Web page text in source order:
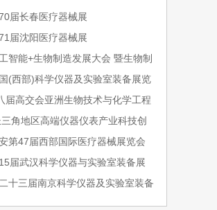
届长春医疗器械展
届沈阳医疗器械展
智能+生物制造发展大会 暨生物制
备产业链博览会
(西部)科学仪器及实验室装备展览
届高交会亚洲生物技术与化学工程
角地区高端仪器仪表产业科技创
第47届西部国际医疗器械展览会
届武汉科学仪器与实验室装备展
十三届南京科学仪器及实验室装备